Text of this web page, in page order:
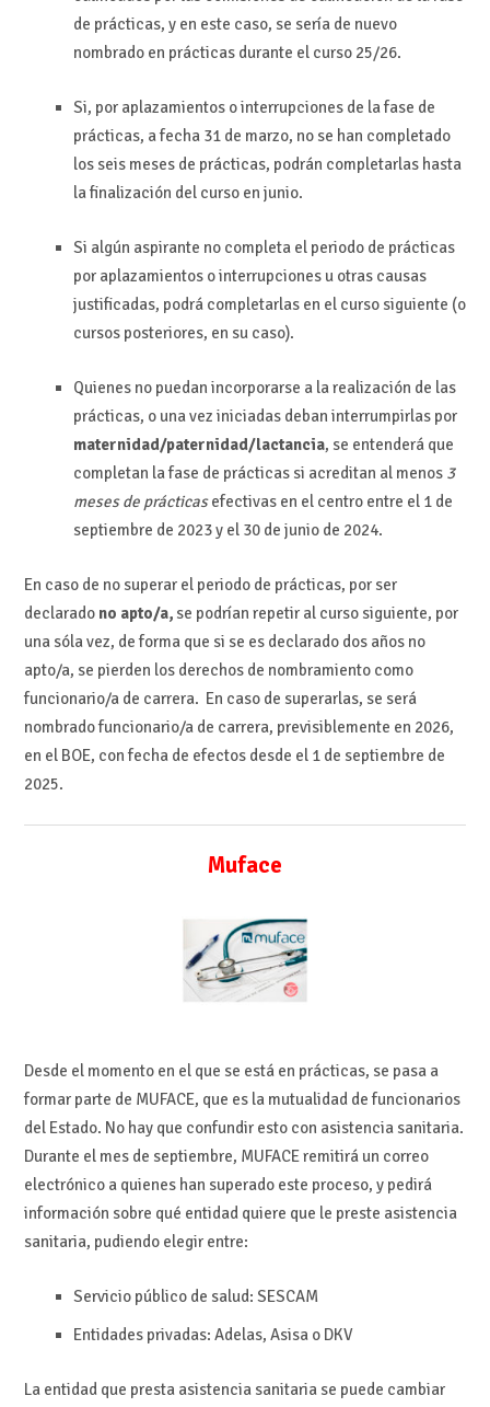
de prácticas, y en este caso, se sería de nuevo
nombrado en prácticas durante el curso 25/26.
Si, por aplazamientos o interrupciones de la fase de
prácticas, a fecha 31 de marzo, no se han completado
los seis meses de prácticas, podrán completarlas hasta
la finalización del curso en junio.
Si algún aspirante no completa el periodo de prácticas
por aplazamientos o interrupciones u otras causas
justificadas, podrá completarlas en el curso siguiente (o
cursos posteriores, en su caso).
Quienes no puedan incorporarse a la realización de las
prácticas, o una vez iniciadas deban interrumpirlas por
maternidad/paternidad/lactancia, se entenderá que
completan la fase de prácticas si acreditan al menos3
meses de prácticasefectivas en el centro entre el 1 de
septiembre de 2023 y el 30 de junio de 2024.
En caso de no superar el periodo de prácticas, por ser
declarado no apto/a,se podrían repetir al curso siguiente, por
una sóla vez, de forma que si se es declarado dos años no
apto/a, se pierden los derechos de nombramiento como
funcionario/a de carrera. En caso de superarlas, se será
nombrado funcionario/a de carrera, previsiblemente en 2026,
en el BOE, con fecha de efectos desde el 1 de septiembre de
2025.
Muface
Desde el momento en el que se está en prácticas, se pasa a
formar parte de MUFACE, que es la mutualidad de funcionarios
del Estado. No hay que confundir esto con asistencia sanitaria.
Durante el mes de septiembre, MUFACE remitirá un correo
electrónico a quienes han superado este proceso, y pedirá
información sobre qué entidad quiere que le preste asistencia
sanitaria, pudiendo elegir entre:
Servicio público de salud: SESCAM
Entidades privadas: Adelas, Asisa o DKV
La entidad que presta asistencia sanitaria se puede cambiar